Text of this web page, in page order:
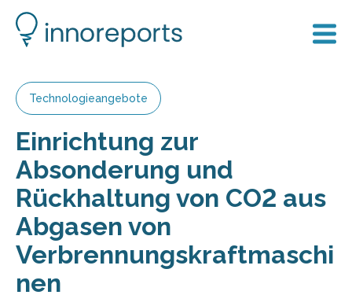
Technologieangebote
Einrichtung zur
Absonderung und
Rückhaltung von CO2 aus
Abgasen von
Verbrennungskraftmaschi
nen